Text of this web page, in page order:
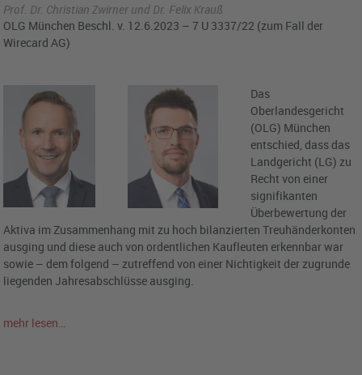
Prof. Dr. Christian Zwirner und Dr. Felix Krauß
OLG München Beschl. v. 12.6.2023 – 7 U 3337/22 (zum Fall der
Wirecard AG)
Das
Oberlandesgericht
(OLG) München
entschied, dass das
Landgericht (LG) zu
Recht von einer
signifikanten
Überbewertung der
Aktiva im Zusammenhang mit zu hoch bilanzierten Treuhänderkonten
ausging und diese auch von ordentlichen Kaufleuten erkennbar war
sowie – dem folgend – zutreffend von einer Nichtigkeit der zugrunde
liegenden Jahresabschlüsse ausging.
mehr lesen…